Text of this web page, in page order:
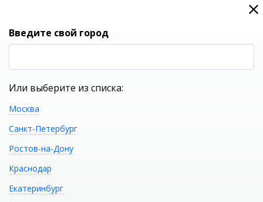
0
Введите свой город
Или выберите из списка:
Москва
Санкт-Петербург
Ростов-на-Дону
Краснодар
Екатеринбург